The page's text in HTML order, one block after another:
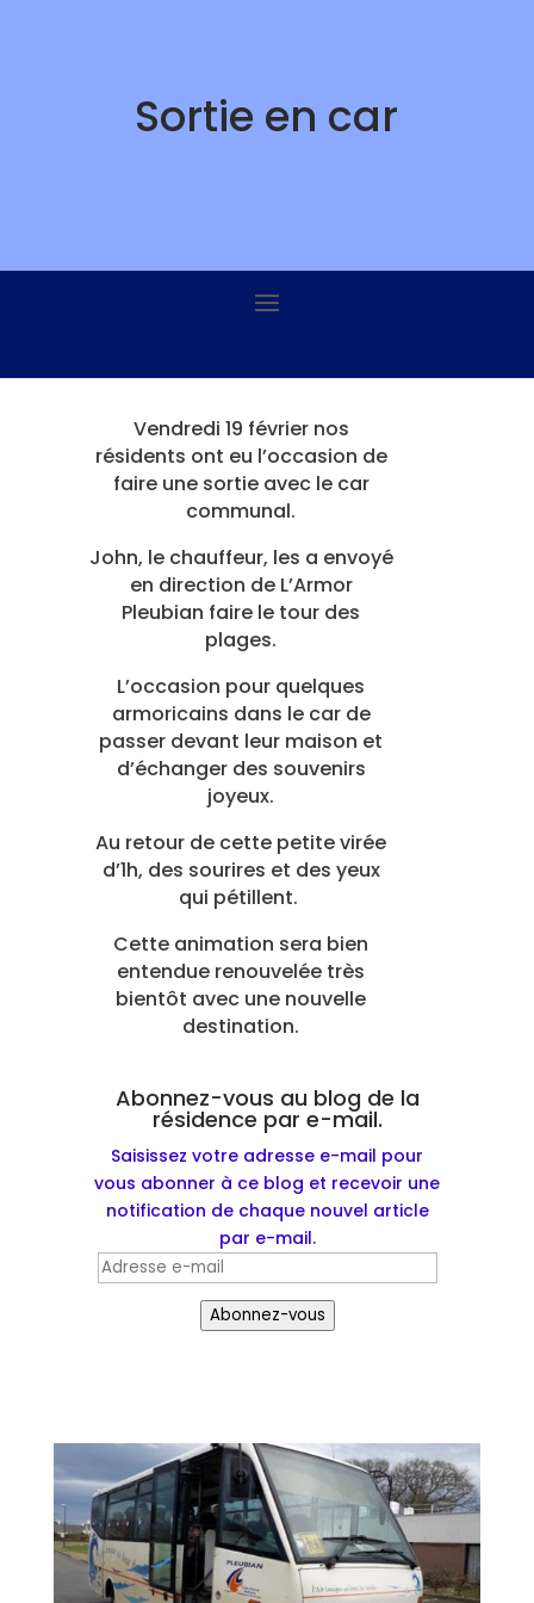
Sortie en car
Vendredi 19 février nos
résidents ont eu l’occasion de
faire une sortie avec le car
communal.
John, le chauffeur, les a envoyé
en direction de L’Armor
Pleubian faire le tour des
plages.
L’occasion pour quelques
armoricains dans le car de
passer devant leur maison et
d’échanger des souvenirs
joyeux.
Au retour de cette petite virée
d’1h, des sourires et des yeux
qui pétillent.
Cette animation sera bien
entendue renouvelée très
bientôt avec une nouvelle
destination.
Abonnez-vous au blog de la
résidence par e-mail.
Saisissez votre adresse e-mail pour
vous abonner à ce blog et recevoir une
notification de chaque nouvel article
par e-mail.
Adresse
Abonnez-vous